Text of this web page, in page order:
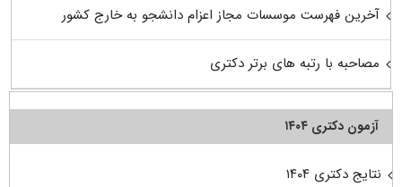
آخرین فهرست موسسات مجاز اعزام دانشجو به خارج کشور
مصاحبه با رتبه های برتر دکتری
آزمون دکتری ۱۴۰۴
نتایج دکتری ۱۴۰۴